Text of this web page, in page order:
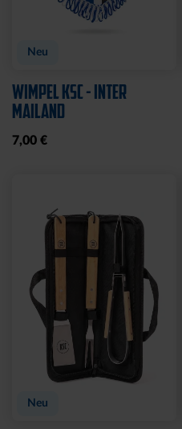
Neu
WIMPEL KSC - INTER
MAILAND
7,00 €
Neu